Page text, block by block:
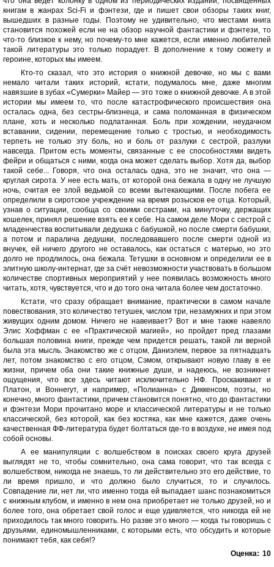
книгам в жанрах Sci-Fi и фэнтези, где и пишет свои обзоры таких книг,
вышедших в разные годы. Поэтому не удивительно, что местами книга
становится похожей если не на обзор научной фантастики и фэнтези, то
что-то близкое к нему, но почему-то мне кажется, если именно любителей
такой литературы это только порадует. В дополнение к тому сюжету и
героине, которых мы имеем.
Кто-то сказал, что это история о книжной девочке, но мы с вами
немало читали таких историй, кстати, подумалось мне, даже многим
навязшие в зубах «Сумерки» Майер — это тоже о книжной девочке. А в этой
истории мы имеем то, что после катастрофического происшествия она
осталась одна, без сестры-близнеца, и сама поломанная в физическом
плане, хоть и несколько подлатанная. Боль при хождении, неудачном
вставании, сидении, перемещение только с тростью, и необходимость
терпеть не только эту боль, но и боль от разлуки с сестрой, разлуки
навсегда. Притом есть моменты, связанные с ее способностями видеть
фейри и общаться с ними, когда она может сделать выбор. Хотя да, выбор
такой себе... Говоря, что она осталась одна, это не значит, что она —
круглая сирота. У нее есть мать, от которой она бежала в одну не лучшую
ночь, считая ее злой ведьмой со всеми вытекающими. После побега ее
определили в сиротское учреждение на время розысков ее отца. Который,
узнав о ситуации, сообща со своими сестрами, на минуточку, держащих
кошелек, принял решение взять ее к себе. На самом деле Мори с сестрой с
младенчества воспитывали дедушка с бабушкой, но после смерти бабушки,
а потом и паралича дедушки, последовавшего после смерти одной из
внучек, ей ничего другого не оставалось, как остаться с матерью, но это
долго не продлилось, она бежала. Тетушки в основном и определили ее в
элитную школу-интернат, где за счёт невозможности участвовать в большом
количестве спортивных мероприятий у нее появилась возможность много
читать, хотя, чувствуется, что и до того она читала более чем достаточно.
Кстати, что сразу обращает внимание, практически в самом начале
повествования, это количество тетушек, числом три, незамужних и при этом
живущих одним домом. Ничего не навеивает? Вот и мне также навеяло
Элис Хоффман с ее «Практической магией», но пройдет пред глазами
большая половина книги, прежде чем придется решать, такой ли верной
была эта мысль. Знакомство же с отцом, Даниэлем, первое за пятнадцать
лет, потом знакомство с его отцом, Сэмом, открывают новую главу в ее
жизни, причем оба они такие книжные души, и надеюсь, не возникнет
ощущения, что все здесь читают исключительно НФ. Проскакивают и
Платон, и Воннегут, и например, «Полианна» с Диккенсом, поэты, но
конечно, много фантастики, причем становится понятно, что до фантастики
и фэнтези Мори прочитано море и классической литературы и не только
классической, без которой, как без костяка, как мне кажется, даже очень
качественная ФФ-литература будет болтаться где-то в воздухе, не имея под
собой основы.
А ее манипуляции с волшебством в поисках своего круга друзей
выглядят не то, чтобы сомнительно, она сама говорит, что так всегда с
волшебством, никогда не знаешь, то ли действительно это его действие, то
ли время пришло, и что должно было случиться, то и случилось.
Совпадение ли, нет ли, что именно тогда ей выпадает шанс познакомиться
с книжным клубом, и именно в нем она приобретает не только друзей, но и
более того, она обретает свой голос и еще удивляется, что никогда ей не
приходилось так много говорить. Но разве это много — когда ты говоришь с
друзьями, единомышленниками, с которыми есть, что обсудить и которые
понимают тебя, как себя!?
Оценка: 10